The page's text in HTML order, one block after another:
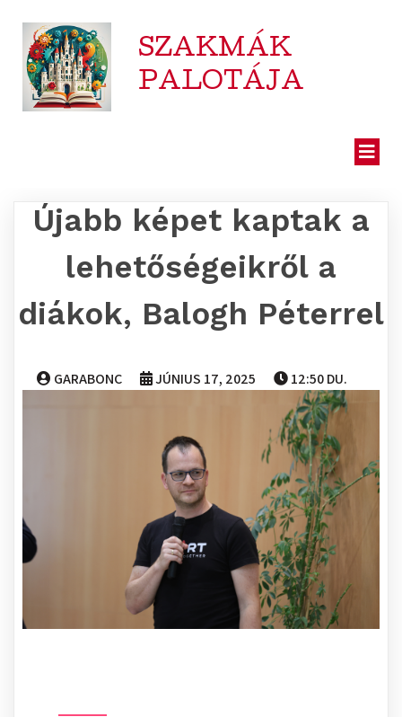
SZAKMÁK
PALOTÁJA
Újabb képet kaptak a
lehetőségeikről a
diákok, Balogh Péterrel
GARABONC JÚNIUS 17, 2025 12:50 DU.